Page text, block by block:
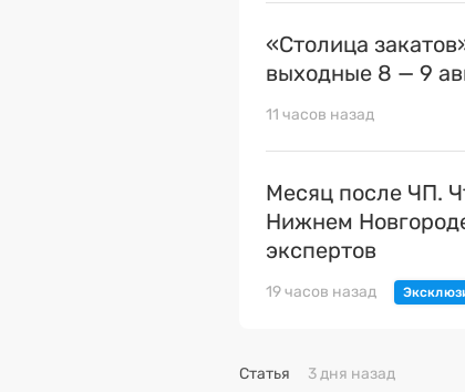
«Столица
выходные 8 — 9
11 часов назад
Месяц после ЧП.
Нижнем
экспертов
19 часов назад
Статья 3 дня назад